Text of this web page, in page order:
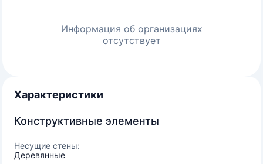
Информация об организациях
отсутствует
Характеристики
Конструктивные элементы
Несущие стены:
Деревянные